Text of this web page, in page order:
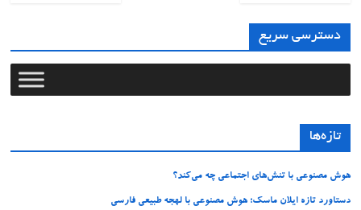
دسترسی سریع
تازه‌ها
هوش مصنوعی با تنش‌های اجتماعی چه می‌کند؟
دستاورد تازه ایلان ماسک؛ هوش مصنوعی با لهجه طبیعی فارسی